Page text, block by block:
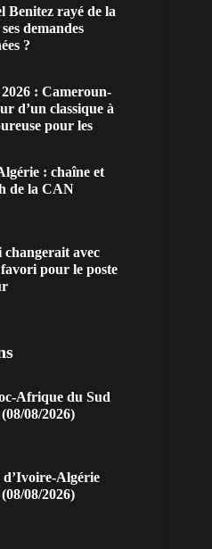
Benitez rayé de la
demandes
?
: Cameroun-
d’un classique à
pour les
: chaîne et
de la CAN
changerait avec
pour le poste
Afrique du Sud
08/2026)
Algérie
08/2026)